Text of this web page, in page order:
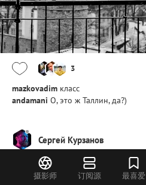
摄影师 订阅源 最喜爱
3
mazkovadim класс
andamani О, это ж Таллин, да?)
Сергей Курзанов